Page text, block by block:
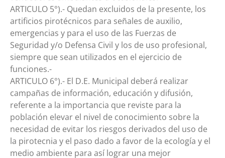
ARTICULO 5°).- Quedan excluidos de la presente, los
artificios pirotécnicos para señales de auxilio,
emergencias y para el uso de las Fuerzas de
Seguridad y/o Defensa Civil y los de uso profesional,
siempre que sean utilizados en el ejercicio de
funciones.-
ARTICULO 6°).- El D.E. Municipal deberá realizar
campañas de información, educación y difusión,
referente a la importancia que reviste para la
población elevar el nivel de conocimiento sobre la
necesidad de evitar los riesgos derivados del uso de
la pirotecnia y el paso dado a favor de la ecología y el
medio ambiente para así lograr una mejor